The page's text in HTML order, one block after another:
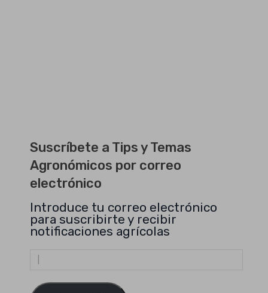
Suscríbete a Tips y Temas
Agronómicos por correo
electrónico
Introduce tu correo electrónico
para suscribirte y recibir
notificaciones agrícolas
Dirección
de